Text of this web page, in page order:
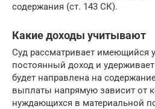
содержания (ст. 143 СК).
Какие доходы учитывают
Суд рассматривает имеющийся
постоянный доход и удерживает
будет направлена на
выплаты напрямую зависит от
нуждающихся в материальной